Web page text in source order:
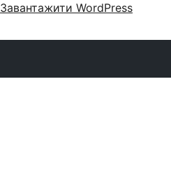
Завантажити WordPress